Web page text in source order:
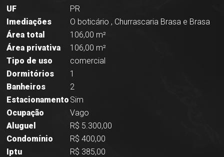
UF
PR
Imediações
O boticário , Churrascaria Brasa e Brasa
Área total
106,00 m²
Área privativa
106,00 m²
Tipo de uso
comercial
Dormitórios
1
Banheiros
2
Estacionamento Sim
Ocupação
Vago
Aluguel
R$ 5.300,00
Condomínio
R$ 400,00
Iptu
R$ 385,00